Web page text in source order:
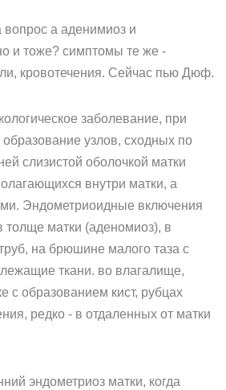
вопрос а аденимиоз и
и тоже? симптомы те же -
кровотечения. Сейчас пью Дюф.
заболевание, при
узлов, сходных по
слизистой оболочкой матки
внутри матки, а
Эндометриоидные включения
толще матки (аденомиоз), в
на брюшине малого таза с
ткани. во влагалище,
с образованием кист, рубцах
редко - в отдаленных от матки
эндометриоз матки, когда